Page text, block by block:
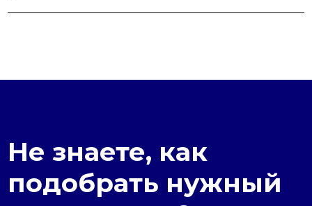
Не знаете, как
подобрать нужный